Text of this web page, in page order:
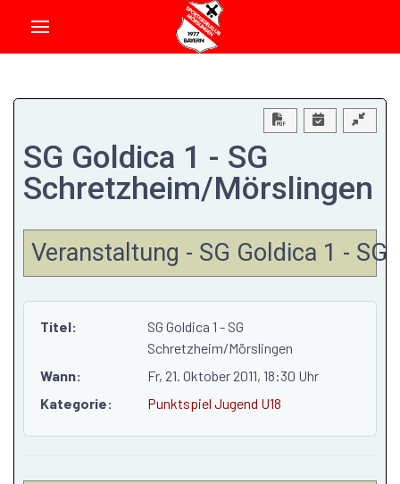
Download PDF
SG Goldica 1 - SG
Schretzheim/Mörslingen
Veranstaltung - SG Goldica 1 -
Titel:
SG Goldica 1 - SG
Schretzheim/Mörslingen
Wann:
Fr, 21. Oktober 2011, 18:30 Uhr
Kategorie:
Punktspiel Jugend U18